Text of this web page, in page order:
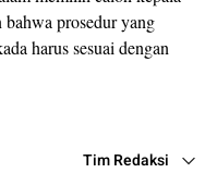
bahwa prosedur yang
harus sesuai dengan
Tim Redaksi